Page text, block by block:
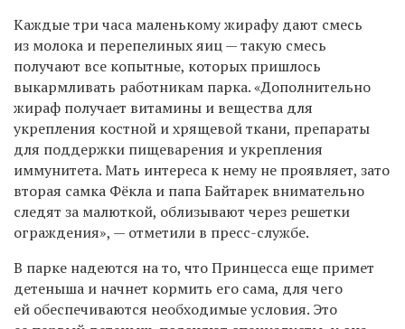
Каждые три часа маленькому жирафу дают смесь
из молока и перепелиных яиц — такую смесь
получают все копытные, которых пришлось
выкармливать работникам парка. «Дополнительно
жираф получает витамины и вещества для
укрепления костной и хрящевой ткани, препараты
для поддержки пищеварения и укрепления
иммунитета. Мать интереса к нему не проявляет, зато
вторая самка Фёкла и папа Байтарек внимательно
следят за малюткой, облизывают через решетки
ограждения», — отметили в пресс-службе.
В парке надеются на то, что Принцесса еще примет
детеныша и начнет кормить его сама, для чего
ей обеспечиваются необходимые условия. Это